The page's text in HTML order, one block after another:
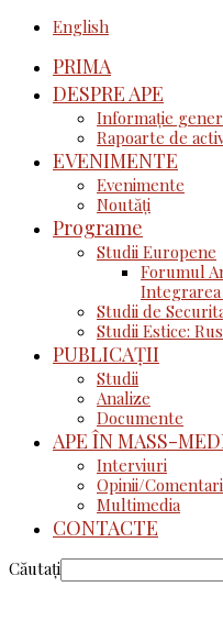
English
PRIMA
DESPRE APE
Informație
Rapoarte de
EVENIMENTE
Evenimente
Noutăţi
Programe
Studii Europene
Forumul
Integrarea
Studii de
Studii Estice:
PUBLICAȚII
Studii
Analize
Documente
APE ÎN MASS-
Interviuri
Opinii/
Multimedia
CONTACTE
Căutați